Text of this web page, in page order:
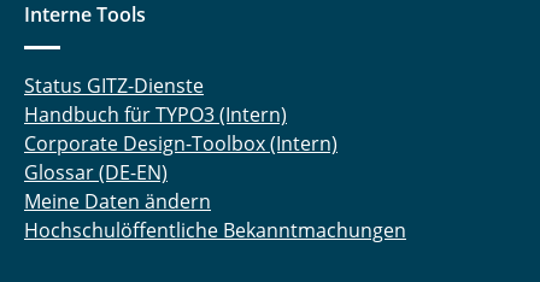
Interne Tools
Status GITZ-Dienste
Handbuch für TYPO3 (Intern)
Corporate Design-Toolbox (Intern)
Glossar (DE-EN)
Meine Daten ändern
Hochschulöffentliche Bekanntmachungen